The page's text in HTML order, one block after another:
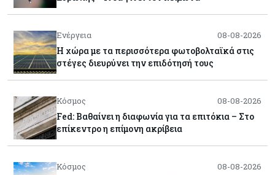
Ενέργεια 08-08-2026
Η χώρα με τα περισσότερα φωτοβολταϊκά στις
στέγες διευρύνει την επιδότησή τους
Κόσμος 08-08-2026
Fed: Βαθαίνει η διαφωνία για τα επιτόκια – Στο
επίκεντρο η επίμονη ακρίβεια
Κόσμος 08-08-2026